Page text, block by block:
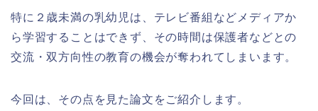
特に２歳未満の乳幼児は、テレビ番組などメディアか
ら学習することはできず、その時間は保護者などとの
交流・双方向性の教育の機会が奪われてしまいます。
今回は、その点を見た論文をご紹介します。